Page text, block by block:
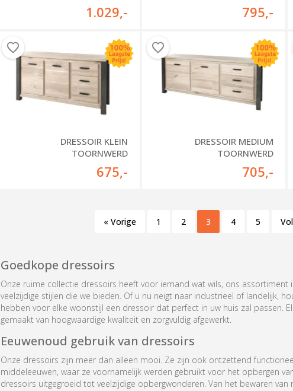
1.029,- 795,-
DRESSOIR KLEIN
TOORNWERD
675,-
DRESSOIR MEDIUM
TOORNWERD
705,-
« Vorige 1 2 3 4 5
Goedkope dressoirs
Onze ruime collectie dressoirs heeft voor iemand wat wils, ons
veelzijdige stijlen die we bieden. Of u nu neigt naar industrieel of landelijk,
hebben voor elke woonstijl een dressoir dat perfect in uw huis zal passen.
gemaakt van hoogwaardige kwaliteit en zorgvuldig afgewerkt.
Eeuwenoud gebruik van dressoirs
Onze dressoirs zijn meer dan alleen mooi. Ze zijn ook ontzettend
middeleeuwen, waar ze voornamelijk werden gebruikt voor het opbergen
dressoirs uitgegroeid tot veelzijdige opbergwonderen. Van het bewaren